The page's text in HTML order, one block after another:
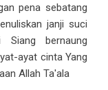
pena sebatang
janji suci
bernaung
ayat cinta Yang
Allah Ta'ala